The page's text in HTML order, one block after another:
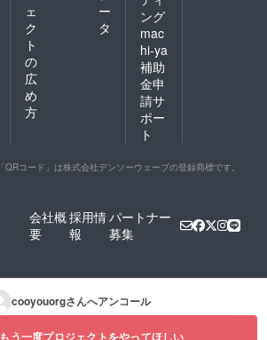
ェ
ク
ト
の
広
め
方
ー
タ
ング
mac
hi-ya
補助
金申
請サ
ポー
ト
「QRコード」は株式会社デンソーウェーブの登録商標です。
会社概
要
採用情
報
パートナー
募集
cooyouorgさんへアンコール
もう一度プロジェクトをやってほしい